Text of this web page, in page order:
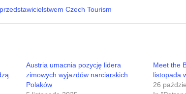
Czech Tourism
Austria umacnia pozycję lidera
zimowych wyjazdów narciarskich
Polaków
Meet the
listopada
26